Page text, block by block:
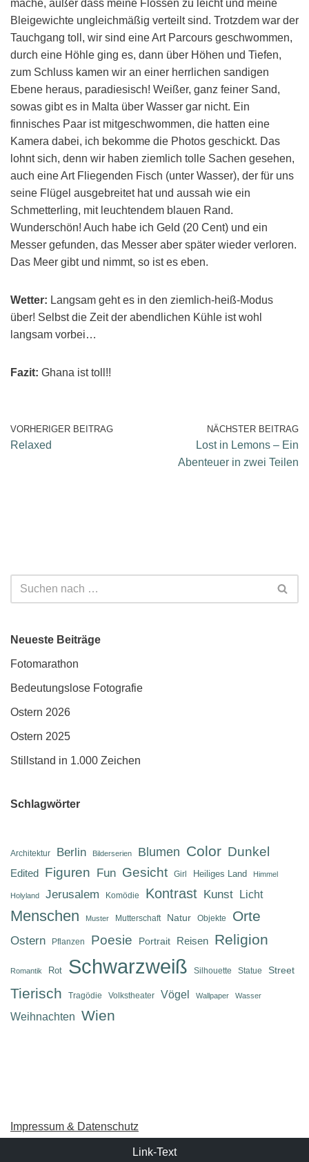
mache, außer dass meine Flossen zu leicht und meine
Bleigewichte ungleichmäßig verteilt sind. Trotzdem war der
Tauchgang toll, wir sind eine Art Parcours geschwommen,
durch eine Höhle ging es, dann über Höhen und Tiefen,
zum Schluss kamen wir an einer herrlichen sandigen
Ebene heraus, paradiesisch! Weißer, ganz feiner Sand,
sowas gibt es in Malta über Wasser gar nicht. Ein
finnisches Paar ist mitgeschwommen, die hatten eine
Kamera dabei, ich bekomme die Photos geschickt. Das
lohnt sich, denn wir haben ziemlich tolle Sachen gesehen,
auch eine Art Fliegenden Fisch (unter Wasser), der für uns
seine Flügel ausgebreitet hat und aussah wie ein
Schmetterling, mit leuchtendem blauen Rand.
Wunderschön! Auch habe ich Geld (20 Cent) und ein
Messer gefunden, das Messer aber später wieder verloren.
Das Meer gibt und nimmt, so ist es eben.
Wetter: Langsam geht es in den ziemlich-heiß-Modus
über! Selbst die Zeit der abendlichen Kühle ist wohl
langsam vorbei…
Fazit: Ghana ist toll!!
VORHERIGER BEITRAG
Relaxed
NÄCHSTER BEITRAG
Lost in Lemons – Ein
Abenteuer in zwei Teilen
Neueste Beiträge
Fotomarathon
Bedeutungslose Fotografie
Ostern 2026
Ostern 2025
Stillstand in 1.000 Zeichen
Schlagwörter
Architektur Berlin Bilderserien Blumen Color Dunkel
Edited Figuren Fun Gesicht Girl Heiliges Land Himmel
Holyland Jerusalem Komödie Kontrast Kunst Licht
Menschen Muster Mutterschaft Natur Objekte Orte
Ostern Pflanzen Poesie Portrait Reisen Religion
Romantik Rot Schwarzweiß Silhouette Statue Street
Tierisch Tragödie Volkstheater Vögel Wallpaper Wasser
Weihnachten Wien
Impressum & Datenschutz
Link-Text